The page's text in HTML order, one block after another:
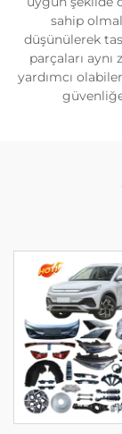
sahip
düşünülerek
parçaları aynı
yardımcı